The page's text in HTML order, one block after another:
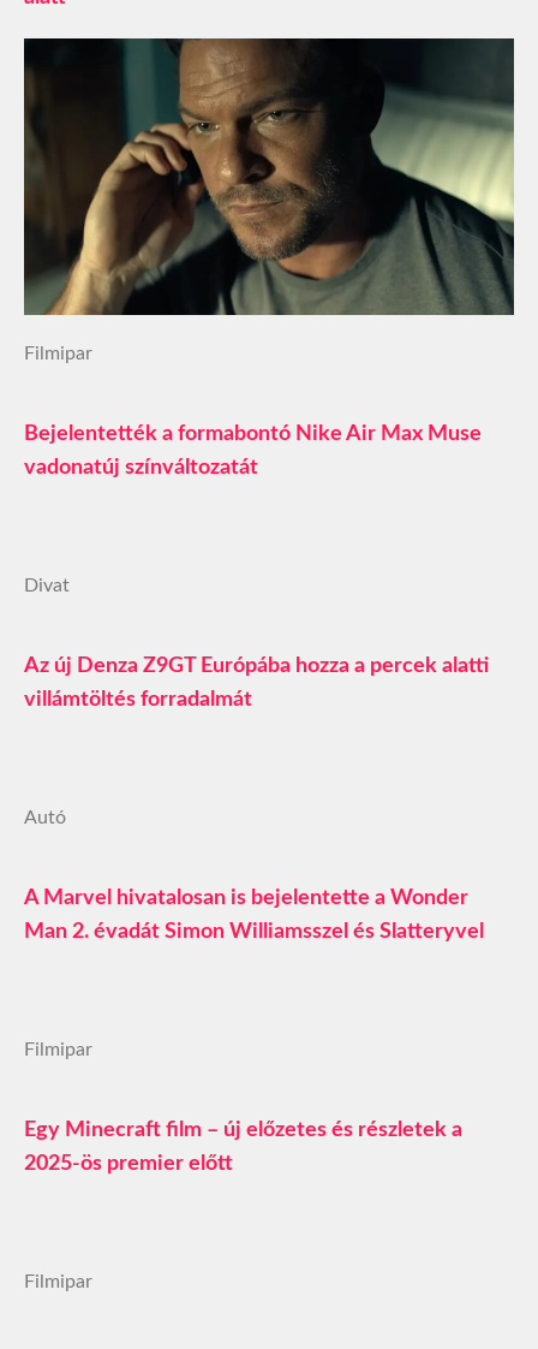
Filmipar
Bejelentették a formabontó Nike Air Max Muse
vadonatúj színváltozatát
Divat
Az új Denza Z9GT Európába hozza a percek alatti
villámtöltés forradalmát
Autó
A Marvel hivatalosan is bejelentette a Wonder
Man 2. évadát Simon Williamsszel és Slatteryvel
Filmipar
Egy Minecraft film – új előzetes és részletek a
2025-ös premier előtt
Filmipar